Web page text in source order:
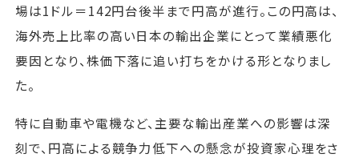
場は1ドル＝142円台後半まで円高が進行。この円高は、
海外売上比率の高い日本の輸出企業にとって業績悪化
要因となり、株価下落に追い打ちをかける形となりまし
た。
特に自動車や電機など、主要な輸出産業への影響は深
刻で、円高による競争力低下への懸念が投資家心理をさ